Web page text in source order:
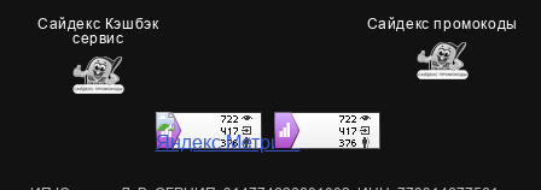
Сайдекс Кэшбэк
сервис
Сайдекс промокоды